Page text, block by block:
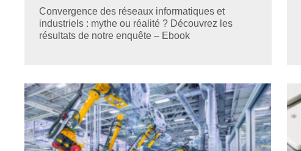
Convergence des réseaux informatiques et
industriels : mythe ou réalité ? Découvrez les
résultats de notre enquête – Ebook